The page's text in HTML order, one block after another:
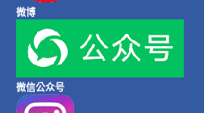
微博
微信公众号